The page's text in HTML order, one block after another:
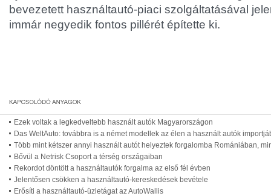
bevezetett használtautó-piaci szolgáltatásával
immár negyedik fontos pillérét építette ki.
Ezek voltak a legkedveltebb használt autók Magyarországon
Das WeltAuto: továbbra is a német modellek az élen a használt autók
Több mint kétszer annyi használt autót helyeztek forgalomba Romániában,
Bővül a Netrisk Csoport a térség országaiban
Rekordot döntött a használtautók forgalma az első fél évben
Jelentősen csökken a használtautó-kereskedések bevétele
Erősíti a használtautó-üzletágat az AutoWallis